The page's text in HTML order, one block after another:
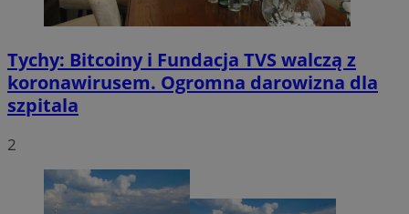
Tychy: Bitcoiny i Fundacja TVS walczą z
koronawirusem. Ogromna darowizna dla
szpitala
2